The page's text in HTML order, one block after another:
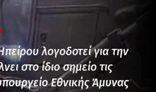
λογοδοτεί για την
στο ίδιο σημείο τις
Εθνικής Άμυνας